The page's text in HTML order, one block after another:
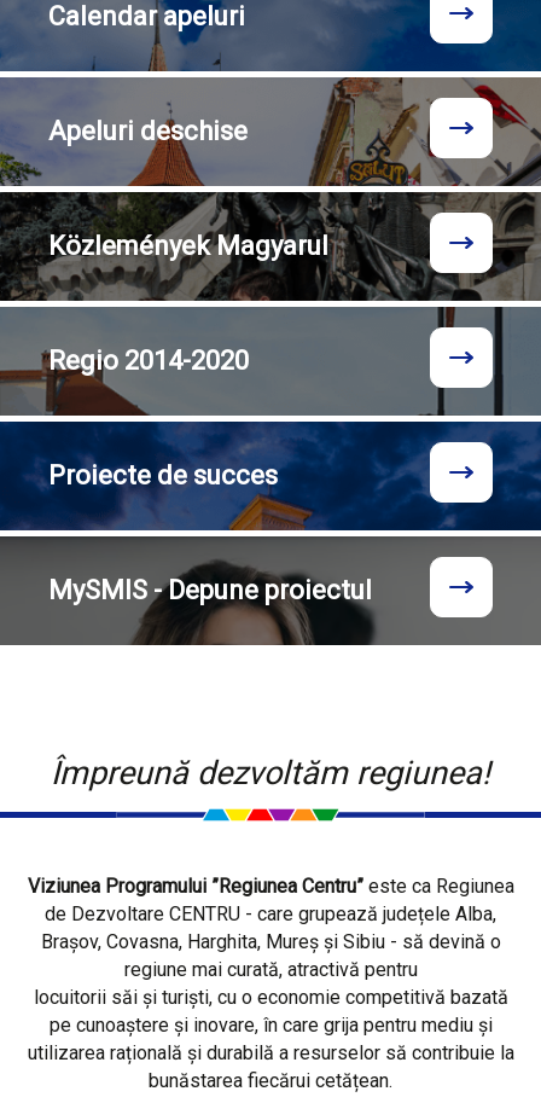
Calendarapeluri
Apeluri deschise
KözleményekMagyarul
Regio 2014-2020
Proiecte de succes
MySMIS - Depune proiectul
Împreună dezvoltăm regiunea!
Viziunea Programului ”Regiunea Centru”este ca Regiunea
de Dezvoltare CENTRU - care grupează județele Alba,
Brașov, Covasna, Harghita, Mureș și Sibiu - să devină o
regiune mai curată, atractivă pentru
locuitorii săi și turiști, cu o economie competitivă bazată
pe cunoaștere și inovare, în care grija pentru mediu și
utilizarea rațională și durabilă a resurselor să contribuie la
bunăstarea fiecărui cetățean.